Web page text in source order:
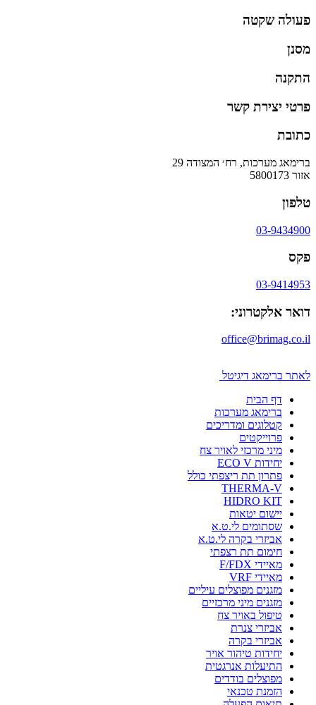
פעולה שקטה
מסנן
התקנה
פרטי יצירת קשר
כתובת
ברימאג מערכות, רח׳ המצודה 29
אזור 5800173
טלפון
03-9434900
פקס
03-9414953
דואר אלקטרוני:
office@brimag.co.il
לאתר ברימאג דיגיטל
דף הבית
ברימאג מערכות
קטלוגים ומדריכים
פרוייקטים
מיני מרכזי לאויר צח
יחידות ECO V
פתרון תת ריצפתי כולל
THERMA-V
HIDRO KIT
יישום יטאות
שסתומים לי.ט.א
אביזרי בקרה לי.ט.א
חימום תת רצפתי
מאיידי F/FDX
מאיידי VRF
מזגנים מפוצלים עיליים
מזגנים מיני מרכזיים
טיפול באויר צח
אביזרי צנרת
אביזרי בקרה
יחידות טיהור אויר
התיעלות אנרגטית
מפוצלים בודדים
הזמנת טכנאי